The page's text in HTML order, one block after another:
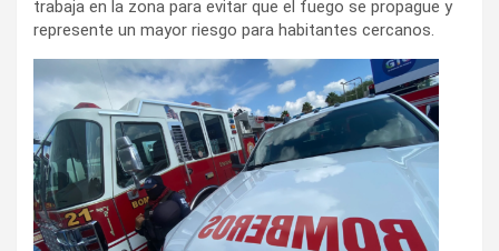
trabaja en la zona para evitar que el fuego se propague y
represente un mayor riesgo para habitantes cercanos.